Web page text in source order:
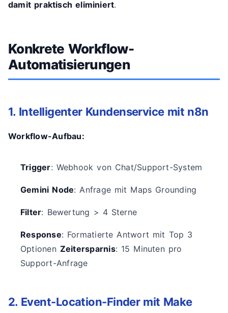
damit praktisch eliminiert.
Konkrete Workflow-
Automatisierungen
1. Intelligenter Kundenservice mit n8n
Workflow-Aufbau:
Trigger: Webhook von Chat/Support-System
Gemini Node: Anfrage mit Maps Grounding
Filter: Bewertung > 4 Sterne
Response: Formatierte Antwort mit Top 3
Optionen Zeitersparnis: 15 Minuten pro
Support-Anfrage
2. Event-Location-Finder mit Make